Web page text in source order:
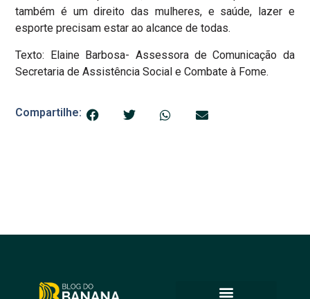
também é um direito das mulheres, e saúde, lazer e
esporte precisam estar ao alcance de todas.
Texto: Elaine Barbosa- Assessora de Comunicação da
Secretaria de Assistência Social e Combate à Fome.
Compartilhe: